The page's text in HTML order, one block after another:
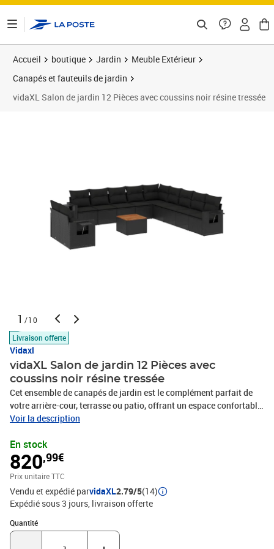
Accueil boutique Jardin
Meuble Extérieur
Canapés et fauteuils de jardin
vidaXL Salon de jardin 12 Pièces avec coussins noir résine tressée
1 /10
Livraison offerte
Vidaxl
vidaXL Salon de jardin 12 Pièces avec
coussins noir résine tressée
Cet ensemble de canapés de jardin est le complément parfait de
votre arrière-cour, terrasse ou patio, offrant un espace confortable
et accueillant pour discuter avec la famille et les amis ou
la résine tressée, également connue sous le nom de poly rotin, est
un matériau synthétique solide et nécessitant peu d'entretien qui
ressemble au rotin naturel. Il est léger, facile à nettoyer et
couramment utilisé pour les meubles d'extérieur en raison de sa
durabilité et de ses propriétés de résistance aux intempéries.Table
d'appoint pratique : ce mobilier d'extérieur comprend une table
d'appoint pliable avec un ressort à gaz sur les accoudoirs, offrant
un endroit pratique pour garder vos essentiels à portée de
Voir la description
En stock
820,99€
Prix unitaire TTC
Vendu et expédié parvidaXL2.79/5(14)
Expédié sous 3 jours livraison offerte
Quantité
Quantité : 1